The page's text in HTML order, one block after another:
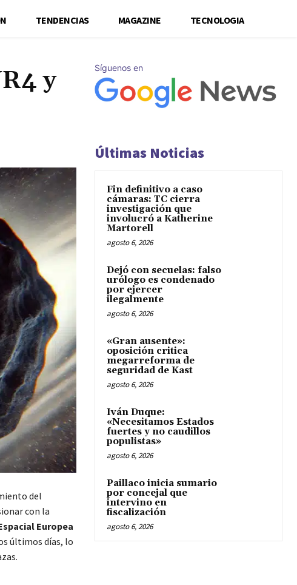
TENDENCIAS MAGAZINE TECNOLOGIA
y
del
con la
Europea
últimos días, lo
Síguenos en
Últimas Noticias
Fin definitivo a caso
cámaras: TC cierra
investigación que
involucró a Katherine
Martorell
agosto 6, 2026
Dejó con secuelas: falso
urólogo es condenado
por ejercer
ilegalmente
agosto 6, 2026
«Gran ausente»:
oposición critica
megarreforma de
seguridad de Kast
agosto 6, 2026
Iván Duque:
«Necesitamos Estados
fuertes y no caudillos
populistas»
agosto 6, 2026
Paillaco inicia sumario
por concejal que
intervino en
fiscalización
agosto 6, 2026